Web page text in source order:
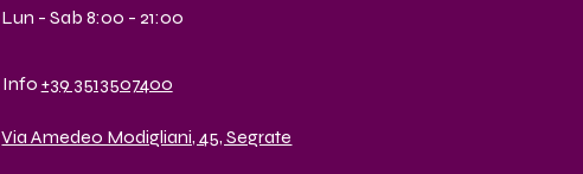
Lun - Sab 8:00 - 21:00
Info +39 3513507400
Via Amedeo Modigliani, 45, Segrate